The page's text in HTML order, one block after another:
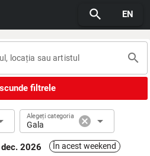
search EN
search
filtrele
Alegeți categoria
Gala cancel arrow_drop_down
2026 În acest weekend